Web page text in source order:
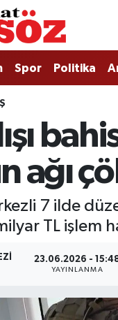
Spor Politika
ağı
7 ilde
TL
23.06.2026 -
YAYINLANMA